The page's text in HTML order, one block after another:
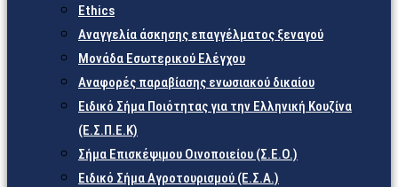
Ethics
Αναγγελία άσκησης επαγγέλματος ξεναγού
Μονάδα Εσωτερικού Ελέγχου
Αναφορές παραβίασης ενωσιακού δικαίου
Ειδικό Σήμα Ποιότητας για την Ελληνική Κουζίνα
(Ε.Σ.Π.Ε.Κ)
Σήμα Επισκέψιμου Οινοποιείου (Σ.Ε.Ο.)
Ειδικό Σήμα Αγροτουρισμού (Ε.Σ.Α.)